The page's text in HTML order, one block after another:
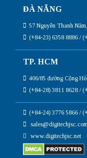
ĐÀ NẴNG
57 Nguyễn Thanh
(+84-23) 6358 8886 /
TP. HCM
406/85 đường Cộng
(+84-28) 3811 8628 /
(+84-24) 3776 5866 /
www.digitechjsc.net